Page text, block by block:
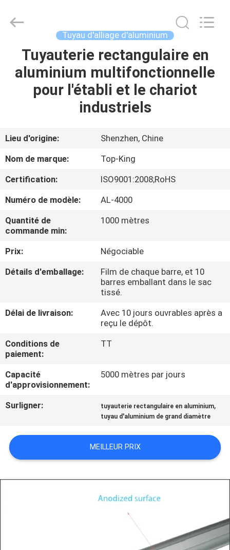
LA
MAISON
À
PROPOS
NOUS
DE
L'USINE
CONTRÔLE
LA
QUALITÉ
NOUS
CONTACTER
DEMANDEZ
UN DEVIS
Jingji
Technology
Tuyau d'alliage d'aluminium
Tuyauterie rectangulaire en
aluminium multifonctionnelle
pour l'établi et le chariot
industriels
Lieu d'origine:
Shenzhen, Chine
Nom de marque:
Top-King
Certification:
ISO9001:2008;RoHS
Numéro de modèle:
AL-4000
Quantité de
commande min:
1000 mètres
Prix:
Négociable
Détails d'emballage:
Film de chaque barre, et 10
barres emballant dans le sac
tissé.
Délai de livraison:
Avec 10 jours ouvrables après a
reçu le dépôt.
Conditions de
paiement:
TT
Capacité
d'approvisionnement:
5000 mètres par jours
Surligner: tuyauterie rectangulaire en aluminium,
tuyau d'aluminium de grand diamètre
MEILLEUR PRIX